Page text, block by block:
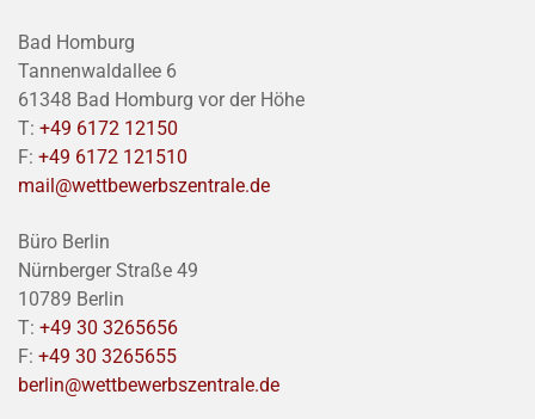
Bad Homburg
Tannenwaldallee 6
61348 Bad Homburg vor der Höhe
T: +49 6172 12150
F: +49 6172 121510
mail@wettbewerbszentrale.de
Büro Berlin
Nürnberger Straße 49
10789 Berlin
T: +49 30 3265656
F: +49 30 3265655
berlin@wettbewerbszentrale.de